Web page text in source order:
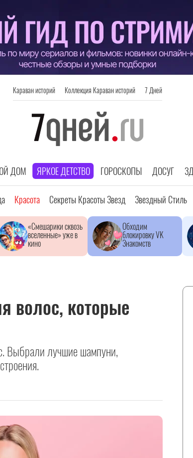
Караван историй Коллекция Караван историй 7 Дней
ДОМ ЯРКОЕ ДЕТСТВО ГОРОСКОПЫ ДОСУГ
Красота Секреты Красоты Звезд Звездный Стиль
«Смешарики сквозь
вселенные» уже в
кино
Обходим
блокировку VK
Знакомств
волос, которые
Выбрали лучшие шампуни,